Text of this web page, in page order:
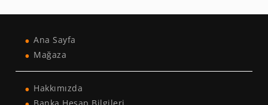
Ana Sayfa
Mağaza
Hakkımızda
Banka Hesap Bilgileri